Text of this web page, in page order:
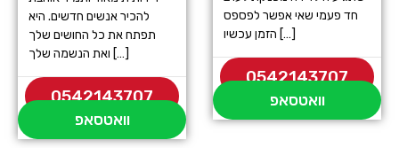
להכיר אנשים חדשים. היא
תפתח את כל החושים שלך
ואת הנשמה שלך […]
0542143707
וואטסאפ
חד פעמי שאי אפשר לפספס
הזמן עכשיו […]
0542143707
וואטסאפ